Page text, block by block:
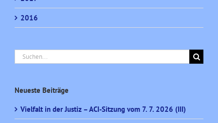
2016
Suche
nach:
Neueste Beiträge
Vielfalt in der Justiz – ACI-Sitzung vom 7. 7. 2026 (III)